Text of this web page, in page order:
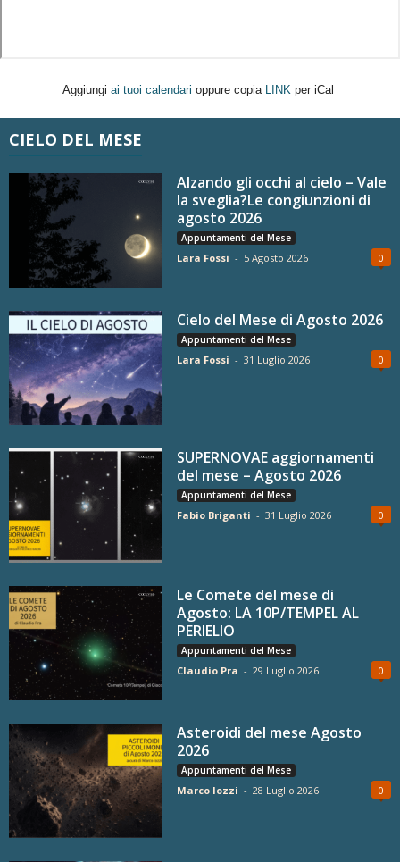
Aggiungi ai tuoi calendari oppure copia LINK per iCal
CIELO DEL MESE
Alzando gli occhi al cielo – Vale
la sveglia?Le congiunzioni di
agosto 2026
Appuntamenti del Mese
Lara Fossi - 5 Agosto 2026 0
Cielo del Mese di Agosto 2026
Appuntamenti del Mese
Lara Fossi - 31 Luglio 2026 0
SUPERNOVAE aggiornamenti
del mese – Agosto 2026
Appuntamenti del Mese
Fabio Briganti - 31 Luglio 2026 0
Le Comete del mese di
Agosto: LA 10P/TEMPEL AL
PERIELIO
Appuntamenti del Mese
Claudio Pra - 29 Luglio 2026 0
Asteroidi del mese Agosto
2026
Appuntamenti del Mese
Marco Iozzi - 28 Luglio 2026 0